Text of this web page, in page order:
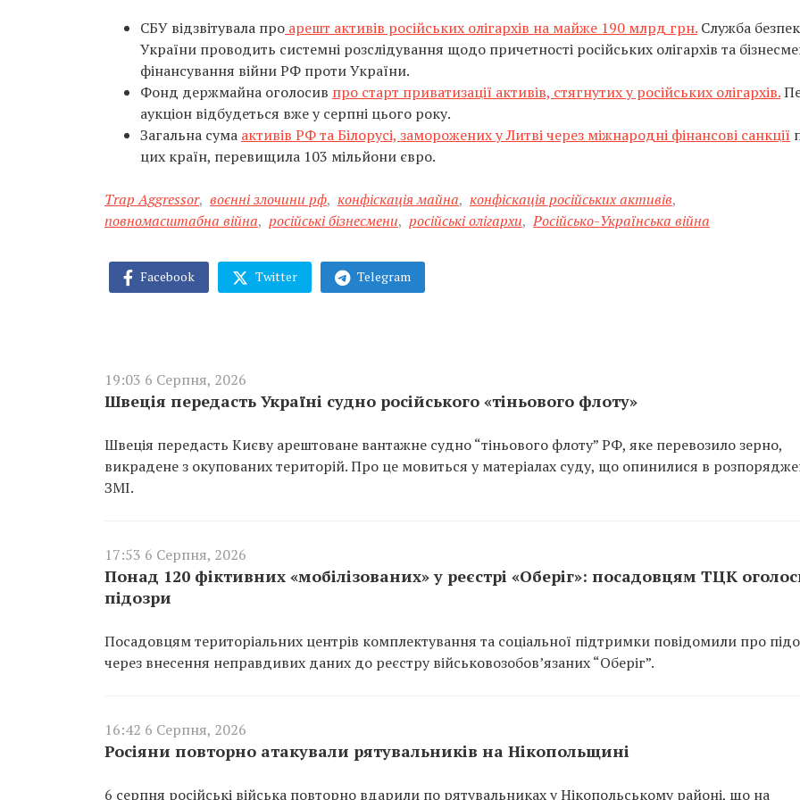
СБУ відзвітувала про арешт активів російських олігархів на майже 190 млрд грн. Служба
України проводить системні розслідування щодо причетності російських олігархів та
фінансування війни РФ проти України.
Фонд держмайна оголосив про старт приватизації активів, стягнутих у російських олігархів.
аукціон відбудеться вже у серпні цього року.
Загальна сума активів РФ та Білорусі, заморожених у Литві через міжнародні фінансові санкції
цих країн, перевищила 103 мільйони євро.
Trap Aggressor, воєнні злочини рф, конфіскація майна, конфіскація російських активів,
повномасштабна війна, російські бізнесмени, російські олігархи, Російсько-Українська війна
Facebook Twitter Telegram
19:03 6 Серпня, 2026
Швеція передасть Україні судно російського «тіньового флоту»
Швеція передасть Києву арештоване вантажне судно “тіньового флоту” РФ, яке перевозило зерно,
викрадене з окупованих територій. Про це мовиться у матеріалах суду, що опинилися в
ЗМІ.
17:53 6 Серпня, 2026
Понад 120 фіктивних «мобілізованих» у реєстрі «Оберіг»: посадовцям ТЦК
підозри
Посадовцям територіальних центрів комплектування та соціальної підтримки повідомили про
через внесення неправдивих даних до реєстру військовозобов’язаних “Оберіг”.
16:42 6 Серпня, 2026
Росіяни повторно атакували рятувальників на Нікопольщині
6 серпня російські війська повторно вдарили по рятувальниках у Нікопольському районі, що на